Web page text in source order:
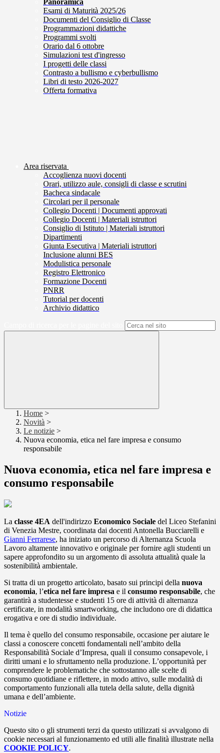
Panoramica
Esami di Maturità 2025/26
Documenti del Consiglio di Classe
Programmazioni didattiche
Programmi svolti
Orario dal 6 ottobre
Simulazioni test d'ingresso
I progetti delle classi
Contrasto a bullismo e cyberbullismo
Libri di testo 2026-2027
Offerta formativa
Area riservata
Accoglienza nuovi docenti
Orari, utilizzo aule, consigli di classe e scrutini
Bacheca sindacale
Circolari per il personale
Collegio Docenti | Documenti approvati
Collegio Docenti | Materiali istruttori
Consiglio di Istituto | Materiali istruttori
Dipartimenti
Giunta Esecutiva | Materiali istruttori
Inclusione alunni BES
Modulistica personale
Registro Elettronico
Formazione Docenti
PNRR
Tutorial per docenti
Archivio didattico
Home >
Novità >
Le notizie >
Nuova economia, etica nel fare impresa e consumo
responsabile
Nuova economia, etica nel fare impresa e
consumo responsabile
La classe 4EA dell'indirizzo Economico Sociale del Liceo Stefanini
di Venezia Mestre, coordinata dai docenti Antonella Bucciarelli e
Gianni Ferrarese, ha iniziato un percorso di Alternanza Scuola
Lavoro altamente innovativo e originale per fornire agli studenti un
sapere approfondito su un argomento di assoluta attualità quale la
sostenibilità ambientale.
Si tratta di un progetto articolato, basato sui principi della nuova
economia, l’etica nel fare impresa e il consumo responsabile, che
garantirà a studentesse e studenti 15 ore di attività di alternanza
certificate, in modalità smartworking, che includono ore di didattica
erogativa e ore di studio individuale.
Il tema è quello del consumo responsabile, occasione per aiutare le
classi a conoscere concetti fondamentali nell’ambito della
Responsabilità Sociale d’Impresa, quali il consumo consapevole, i
diritti umani e lo sfruttamento nella produzione. L’opportunità per
comprendere le problematiche che sottostanno alle scelte di
consumo quotidiane e riflettere, in modo attivo, sulle modalità di
comportamento funzionali alla tutela della salute, della dignità
umana e dell’ambiente.
Notizie
Questo sito o gli strumenti terzi da questo utilizzati si avvalgono di
cookie necessari al funzionamento ed utili alle finalità illustrate nella
COOKIE POLICY.